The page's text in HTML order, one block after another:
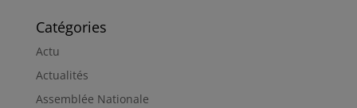
Catégories
Actu
Actualités
Assemblée Nationale